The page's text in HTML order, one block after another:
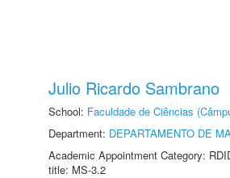
Julio Ricardo Sambrano
School: Faculdade de Ciências
Department: DEPARTAMENTO DE
Academic Appointment Category:
title: MS-3.2